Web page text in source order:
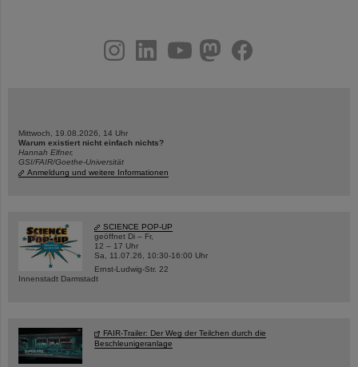
youtubehelmholtz.socialfacebook
Mittwoch, 19.08.2026, 14 Uhr
Warum existiert nicht einfach nichts?
Hannah Elfner,
GSI/FAIR/Goethe-Universität
Anmeldung und weitere Informationen
SCIENCE POP-UP
geöffnet Di – Fr,
12 – 17 Uhr
Sa, 11.07.26, 10:30-16:00 Uhr
Ernst-Ludwig-Str. 22
Innenstadt Darmstadt
FAIR-Trailer: Der Weg der Teilchen durch die
Beschleunigeranlage